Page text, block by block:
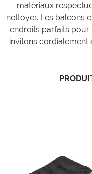
matériaux
nettoyer. Les balcons
endroits parfaits pour
invitons cordialement